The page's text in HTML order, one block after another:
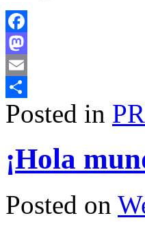
Facebook
Mastodon
Email
Share
Posted in
¡Hola
Posted on